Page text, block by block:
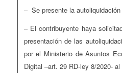
– Se presente la
– El contribuyente haya
presentación de las
por el Ministerio de Asuntos
Digital –art. 29 RD-ley 8/2020-